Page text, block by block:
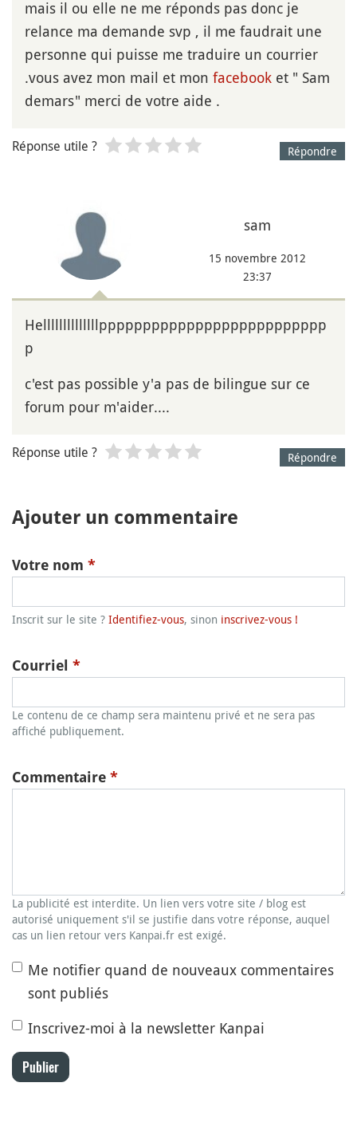
mais il ou elle ne me réponds pas donc je
relance ma demande svp , il me faudrait une
personne qui puisse me traduire un courrier
.vous avez mon mail et mon facebook et " Sam
demars" merci de votre aide .
Répondre
Réponse utile ?
sam
15 novembre 2012
23:37
Hellllllllllllllpppppppppppppppppppppppppp
p
c'est pas possible y'a pas de bilingue sur ce
forum pour m'aider....
Répondre
Réponse utile ?
Ajouter un commentaire
Votre nom *
Inscrit sur le site ? Identifiez-vous, sinon inscrivez-vous !
Courriel *
Le contenu de ce champ sera maintenu privé et ne sera pas
affiché publiquement.
Commentaire *
La publicité est interdite. Un lien vers votre site / blog est
autorisé uniquement s'il se justifie dans votre réponse, auquel
cas un lien retour vers Kanpai.fr est exigé.
Me notifier quand de nouveaux commentaires
sont publiés
Inscrivez-moi à la newsletter Kanpai
Publier